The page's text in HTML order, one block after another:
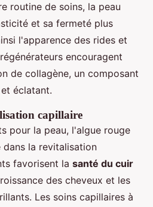
routine de soins, la peau
et sa fermeté plus
l'apparence des rides et
encouragent
de collagène, un composant
éclatant.
capillaire
pour la peau, l'algue rouge
dans la revitalisation
favorisent la santé du cuir
des cheveux et les
Les soins capillaires à